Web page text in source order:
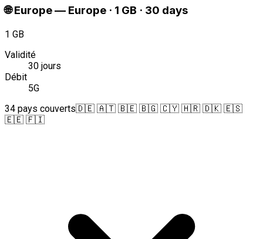
🌐 Europe— Europe · 1 GB · 30 days
1 GB
Validité
30 jours
Débit
5G
34 pays couverts🇩🇪 🇦🇹 🇧🇪 🇧🇬 🇨🇾 🇭🇷 🇩🇰 🇪🇸
🇪🇪 🇫🇮